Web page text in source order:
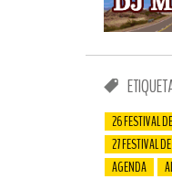
26 FESTIVAL
27 FESTIVAL
AGENDA